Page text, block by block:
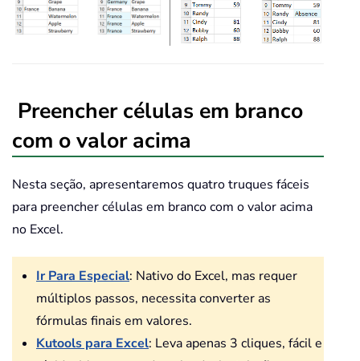
Preencher células em branco
com o valor acima
Nesta seção, apresentaremos quatro truques fáceis
para preencher células em branco com o valor acima
no Excel.
Ir Para Especial: Nativo do Excel, mas requer
múltiplos passos, necessita converter as
fórmulas finais em valores.
Kutools para Excel: Leva apenas 3 cliques, fácil e